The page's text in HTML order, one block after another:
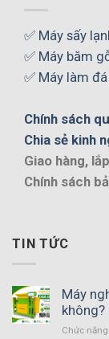
✅ Máy sấy
✅ Máy băm
✅ Máy làm
Chính sách
Chia sẻ kinh
Giao hàng,
Chính sách
TIN TỨC
Máy
Chức